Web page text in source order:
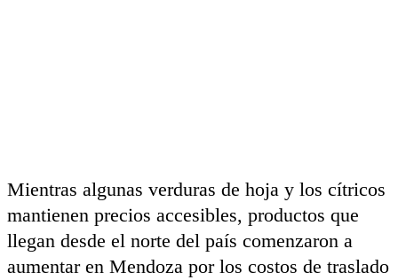
Mientras algunas verduras de hoja y los cítricos
mantienen precios accesibles, productos que
llegan desde el norte del país comenzaron a
aumentar en Mendoza por los costos de traslado